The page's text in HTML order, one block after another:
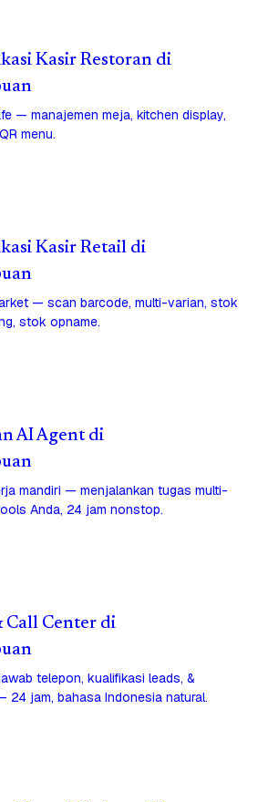
Kasir Restoran di
— manajemen meja, kitchen display,
menu.
Kasir Retail di
— scan barcode, multi-varian, stok
stok opname.
AI Agent di
mandiri — menjalankan tugas multi-
Anda, 24 jam nonstop.
Call Center di
telepon, kualifikasi leads, &
jam, bahasa Indonesia natural.